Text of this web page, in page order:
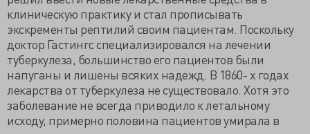
клиническую практику и стал прописывать
экскременты рептилий своим пациентам. Поскольку
доктор Гастингс специализировался на лечении
туберкулеза, большинство его пациентов были
напуганы и лишены всяких надежд. В 1860- х годах
лекарства от туберкулеза не существовало. Хотя это
заболевание не всегда приводило к летальному
исходу, примерно половина пациентов умирала в